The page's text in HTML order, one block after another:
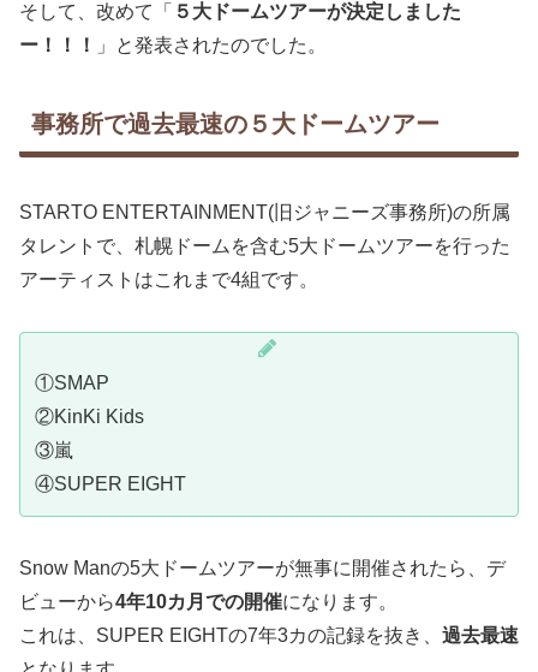
そして、改めて「 ５大ドームツアーが決定しました
ー！！！
」と発表されたのでした。
事務所で過去最速の５大ドームツアー
STARTO ENTERTAINMENT(旧ジャニーズ事務所)の所属
タレントで、札幌ドームを含む5大ドームツアーを行った
アーティストはこれまで4組です。
①SMAP
②KinKi Kids
③嵐
④SUPER EIGHT
Snow Manの5大ドームツアーが無事に開催されたら、デ
ビューから4年10カ月での開催になります。
これは、SUPER EIGHTの7年3カの記録を抜き、 過去最速